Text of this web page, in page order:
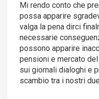
Mi rendo conto che
possa apparire
valga la pena dirci
necessarie
possono apparire
pensioni e mercato
sui giornali dialoghi e
scambio tra i nostri